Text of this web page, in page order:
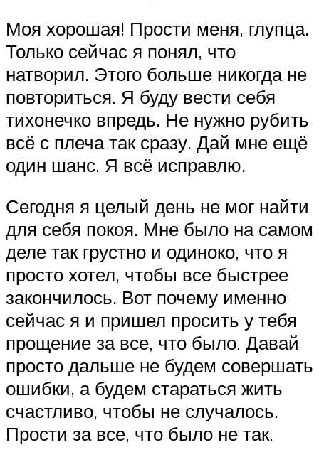
Моя хорошая! Прости меня, глупца.
Только сейчас я понял, что
натворил. Этого больше никогда не
повториться. Я буду вести себя
тихонечко впредь. Не нужно рубить
всё с плеча так сразу. Дай мне ещё
один шанс. Я всё исправлю.
Сегодня я целый день не мог найти
для себя покоя. Мне было на самом
деле так грустно и одиноко, что я
просто хотел, чтобы все быстрее
закончилось. Вот почему именно
сейчас я и пришел просить у тебя
прощение за все, что было. Давай
просто дальше не будем совершать
ошибки, а будем стараться жить
счастливо, чтобы не случалось.
Прости за все, что было не так.